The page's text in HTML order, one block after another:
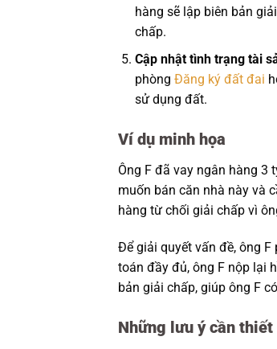
hàng sẽ lập biên bản
chấp.
Cập nhật tình trạng tài
phòng Đăng ký đất đai
sử dụng đất.
Ví dụ minh họa
Ông F đã vay ngân hàng 3
muốn bán căn nhà này và
hàng từ chối giải chấp vì
Để giải quyết vấn đề, ông
toán đầy đủ, ông F nộp lại
bản giải chấp, giúp ông F
Những lưu ý cần